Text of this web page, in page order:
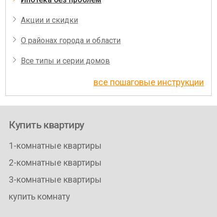
Акции и скидки
О районах города и области
Все типы и серии домов
все пошаговые инструкции
Купить квартиру
1-комнатные квартиры
2-комнатные квартиры
3-комнатные квартиры
купить комнату